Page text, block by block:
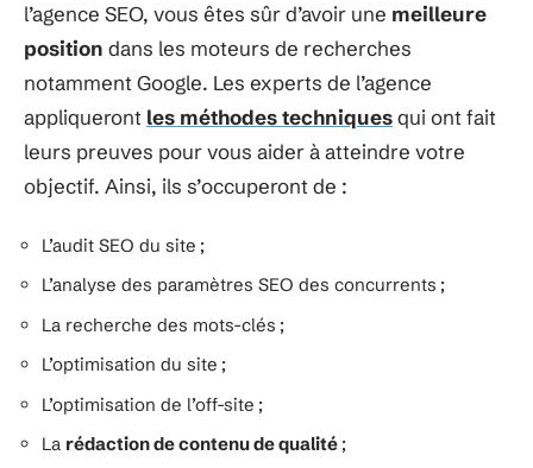
l’agence SEO, vous êtes sûr d’avoir une meilleure
position dans les moteurs de recherches
notamment Google. Les experts de l’agence
appliqueront les méthodes techniquesqui ont fait
leurs preuves pour vous aider à atteindre votre
objectif. Ainsi, ils s’occuperont de :
L’audit SEO du site ;
L’analyse des paramètres SEO des concurrents ;
La recherche des mots-clés ;
L’optimisation du site ;
L’optimisation de l’off-site ;
La rédaction de contenu de qualité ;